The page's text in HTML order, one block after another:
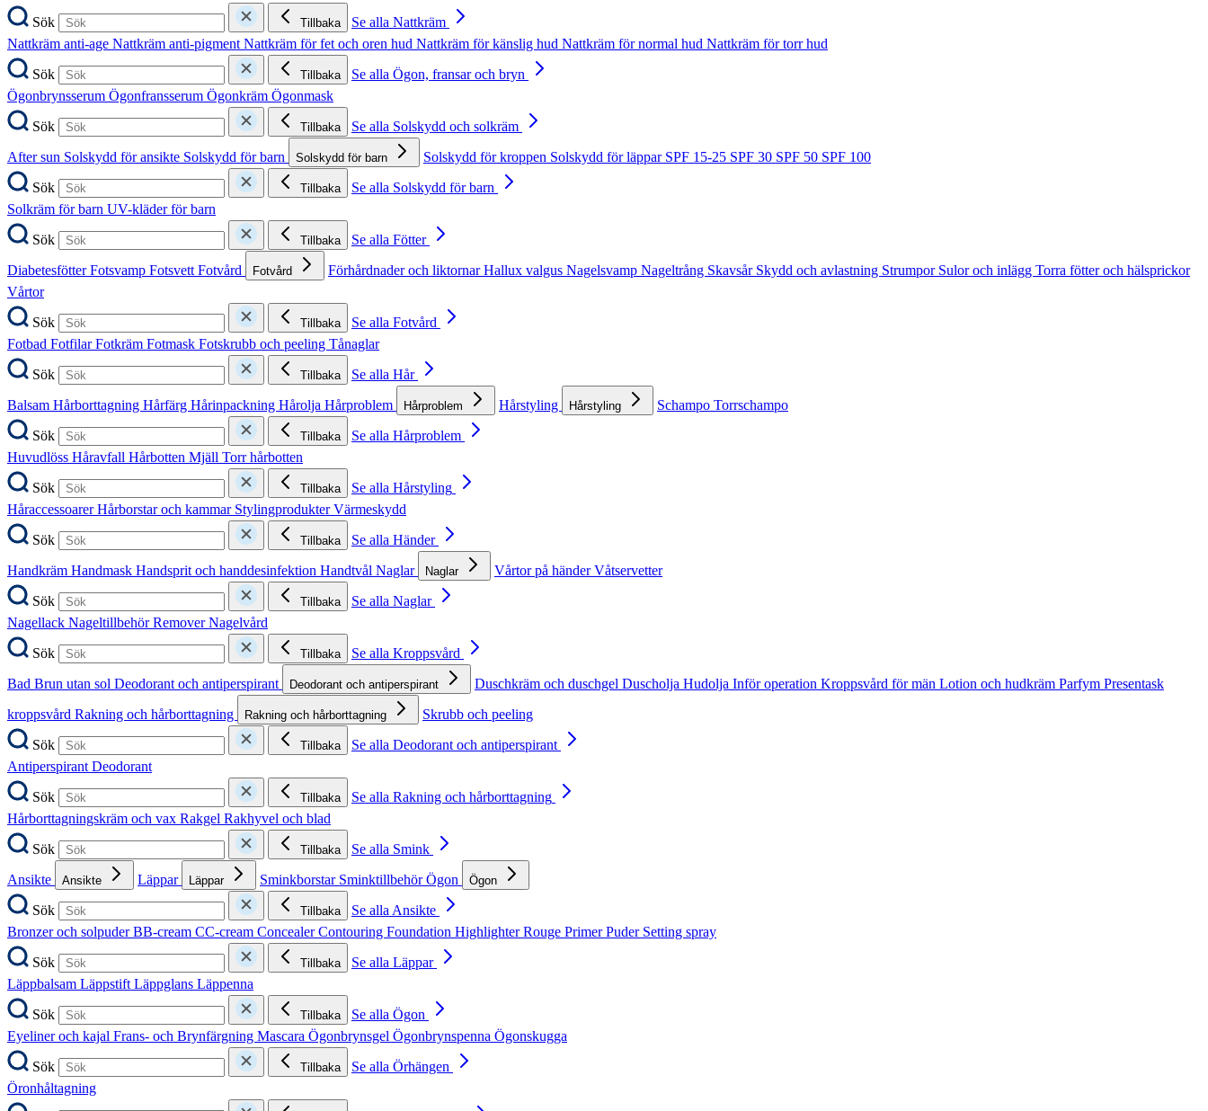
Sök
Tillbaka
Se alla Nattkräm
Nattkräm anti-age Nattkräm anti-pigment Nattkräm för fet och oren hud Nattkräm för känslig hud Nattkräm för normal hud Nattkräm för torr hud
Sök
Tillbaka
Se alla Ögon, fransar och bryn
Ögonbrynsserum Ögonfransserum Ögonkräm Ögonmask
Sök
Tillbaka
Se alla Solskydd och solkräm
After sun Solskydd för ansikte Solskydd för barn Solskydd för barn Solskydd för kroppen Solskydd för läppar SPF 15-25 SPF 30 SPF 50 SPF 100
Sök
Tillbaka
Se alla Solskydd för barn
Solkräm för barn UV-kläder för barn
Sök
Tillbaka
Se alla Fötter
DiabetesfötterFotsvamp Fotsvett Fotvård Fotvård Förhårdnader och liktornarHallux valgus Nagelsvamp Nageltrång Skavsår Skydd och avlastning Strumpor Sulor och inlägg Torra fötter och hälsprickor
Vårtor
Sök
Tillbaka
Se alla Fotvård
Fotbad FotfilarFotkräm Fotmask Fotskrubb och peeling Tånaglar
Sök
Tillbaka
Se alla Hår
Balsam Hårborttagning Hårfärg Hårinpackning Hårolja Hårproblem Hårproblem Hårstyling Hårstyling Schampo Torrschampo
Sök
Tillbaka
Se alla Hårproblem
Huvudlöss Håravfall Hårbotten Mjäll Torr hårbotten
Sök
Tillbaka
Se alla Hårstyling
HåraccessoarerHårborstar och kammar StylingprodukterVärmeskydd
Sök
Tillbaka
Se alla Händer
Handkräm Handmask Handsprit och handdesinfektion Handtvål Naglar Naglar Vårtor på händerVåtservetter
Sök
Tillbaka
Se alla Naglar
Nagellack NageltillbehörRemoverNagelvård
Sök
Tillbaka
Se alla Kroppsvård
Bad Brun utan sol Deodorant och antiperspirant Deodorant och antiperspirant Duschkräm och duschgel Duscholja Hudolja Inför operation Kroppsvård för män Lotion och hudkräm Parfym Presentask
kroppsvård Rakning och hårborttagning Rakning och hårborttagning
Skrubb och peeling
Sök
Tillbaka
Se alla Deodorant och antiperspirant
Antiperspirant Deodorant
Sök
Tillbaka
Se alla Rakning och hårborttagning
Hårborttagningskräm och vax Rakgel Rakhyvel och blad
Sök
Tillbaka
Se alla Smink
Ansikte
Ansikte Läppar Läppar Sminkborstar SminktillbehörÖgon Ögon
Sök Tillbaka
Se alla Ansikte
Bronzer och solpuderBB-cream CC-cream ConcealerContouring Foundation HighlighterRouge PrimerPuder Setting spray
Sök
Tillbaka
Se alla Läppar
Läppbalsam Läppstift Läppglans Läppenna
Sök
Tillbaka
Se alla Ögon
Eyeliner och kajal Frans- och Brynfärgning Mascara Ögonbrynsgel Ögonbrynspenna Ögonskugga
Sök
Tillbaka
Se alla Örhängen
Öronhåltagning